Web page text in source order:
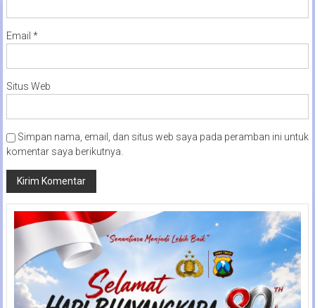
Email *
Situs Web
Simpan nama, email, dan situs web saya pada peramban ini untuk
komentar saya berikutnya.